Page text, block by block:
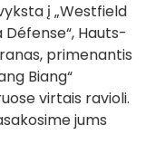
į „Westfield
Hauts-
primenantis
Biang“
virtais ravioli.
jums